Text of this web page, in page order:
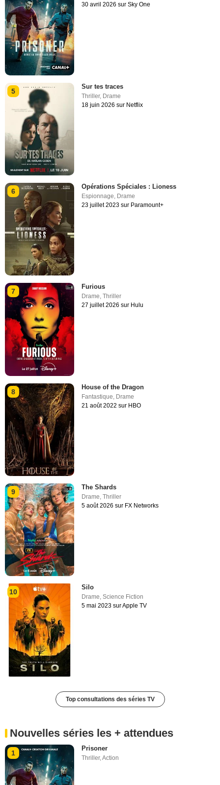
30 avril 2026 sur Sky One
5
Sur tes traces
Thriller, Drame
18 juin 2026 sur Netflix
6
Opérations Spéciales : Lioness
Espionnage, Drame
23 juillet 2023 sur Paramount+
7
Furious
Drame,Thriller
27 juillet 2026 sur Hulu
8
House of the Dragon
Fantastique Drame
21 août 2022 sur HBO
9
The Shards
Drame,Thriller
5 août 2026 sur FX Networks
10
Silo
Drame,Science Fiction
5 mai 2023 sur Apple TV
Top consultations des séries TV
Nouvelles séries les + attendues
1
Prisoner
Thriller,Action